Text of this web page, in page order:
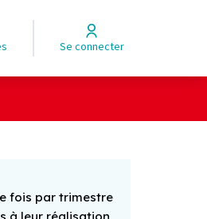
Se connecter
fois par trimestre